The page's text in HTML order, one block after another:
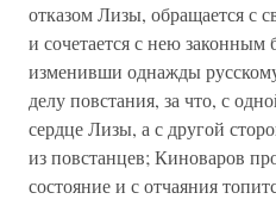
отказом Лизы, обращается с
и сочетается с нею законным
изменивши однажды
делу повстания, за что, с
сердце Лизы, а с другой
из повстанцев; Киноваров
состояние и с отчаяния